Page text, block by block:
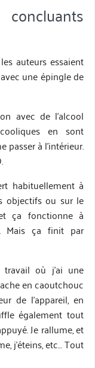
auteurs essaient
une épingle de
avec de l’alcool
en sont
passer à l’intérieur.
habituellement à
objectifs ou sur le
ça fonctionne à
Mais ça finit par
travail où j’ai une
en caoutchouc
de l’appareil, en
également tout
Je rallume, et
j’éteins, etc… Tout